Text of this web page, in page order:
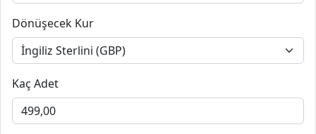
Dönüşecek Kur
Kaç Adet